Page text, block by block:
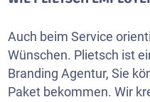
Auch beim Service
Wünschen. Plietsch ist
Branding Agentur, Sie
Paket bekommen. Wir